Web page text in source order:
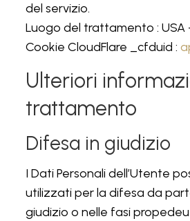
del servizio.
Luogo del trattamento : USA
Cookie CloudFlare _cfduid :
Ulteriori
trattamento
Difesa in giudizio
I Dati Personali dell’Utente
utilizzati per la difesa da
giudizio o nelle fasi